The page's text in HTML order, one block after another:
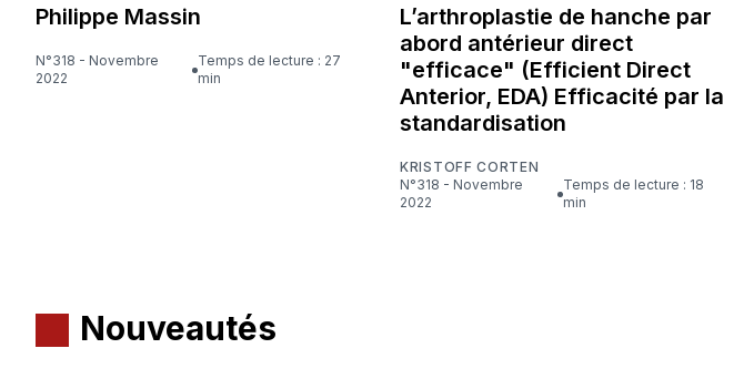
Philippe Massin
N°318 - Novembre
2022
Temps de lecture : 27
min
L’arthroplastie de hanche par
abord antérieur direct
"efficace" (Efficient Direct
Anterior, EDA) Efficacité par la
standardisation
KRISTOFF CORTEN
N°318 - Novembre
2022
Temps de lecture : 18
min
Nouveautés